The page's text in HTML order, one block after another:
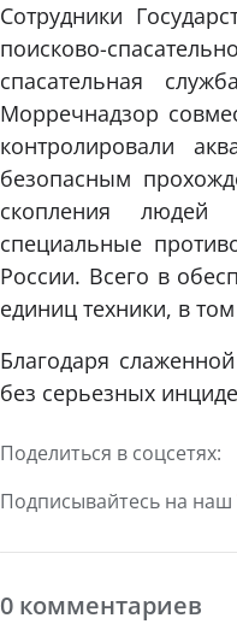
Сотрудники
поисково-
спасательная
Морречнадзор
контролировали
безопасным
скопления людей
специальные
России. Всего в
единиц техники, в
Благодаря
без серьезных
Поделиться в соцсетях:
Подписывайтесь на наш
0 комментариев